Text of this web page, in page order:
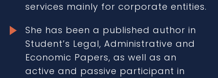
services mainly for corporate entities.
She has been a published author in
Student’s Legal, Administrative and
Economic Papers, as well as an
active and passive participant in